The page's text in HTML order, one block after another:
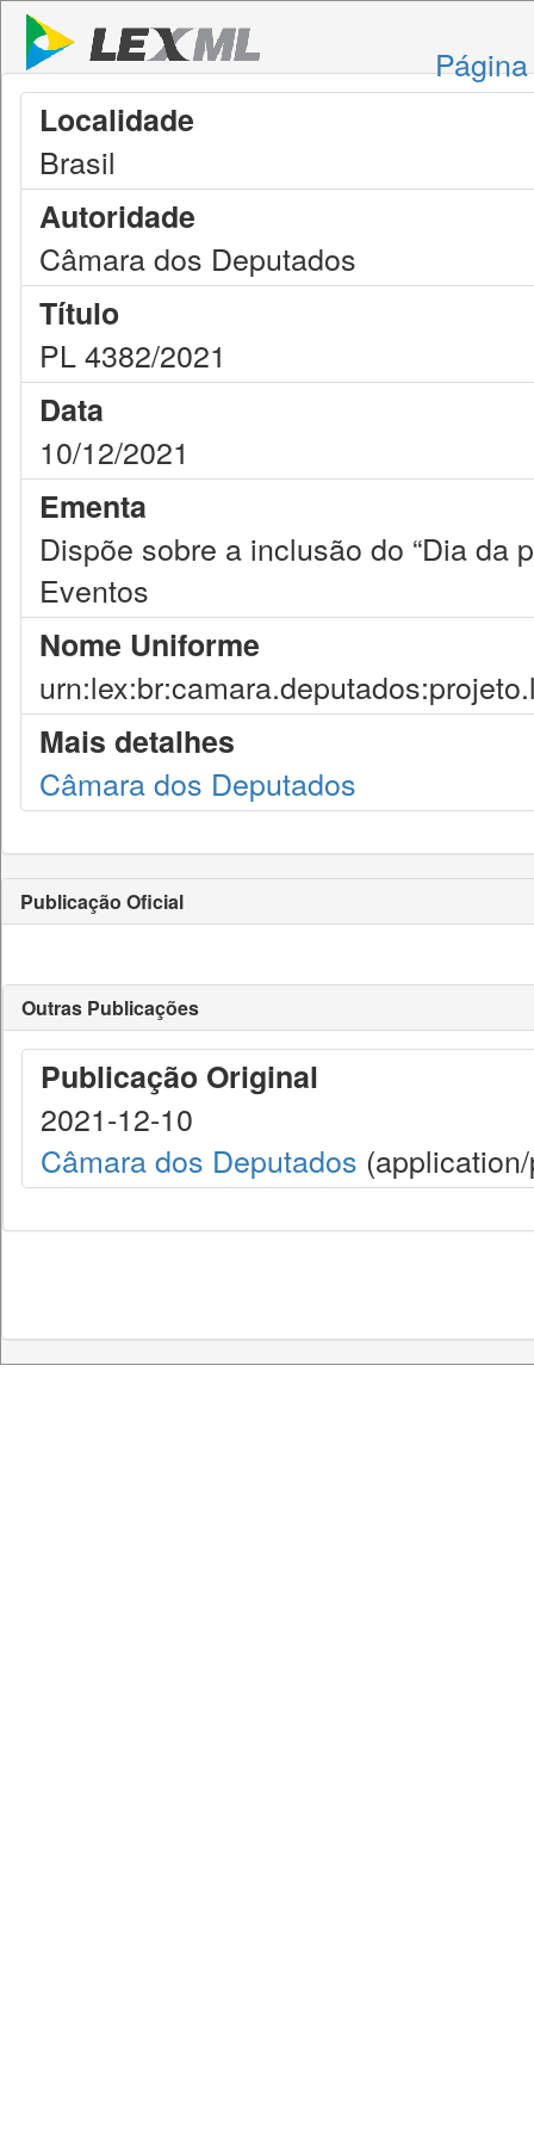
Localidade
Brasil
Autoridade
Câmara dos Deputados
Título
PL 4382/2021
Data
10/12/2021
Ementa
Dispõe sobre a inclusão do “Dia da
Eventos
Nome Uniforme
Mais detalhes
Câmara dos Deputados
Publicação Oficial
Outras Publicações
Publicação Original
2021-12-10
Câmara dos Deputados